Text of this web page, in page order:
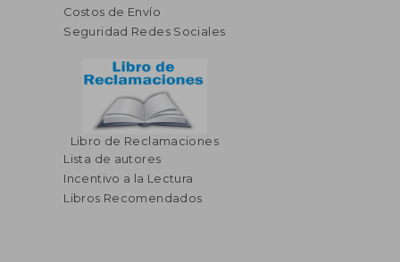
45%
dcto.
Costos de Envío
Seguridad Redes Sociales
Libro de Reclamaciones
Lista de autores
Incentivo a la Lectura
Libros Recomendados